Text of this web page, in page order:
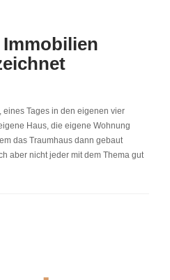
Tages in den eigenen vier
Haus, die eigene Wohnung
das Traumhaus dann gebaut
aber nicht jeder mit dem Thema gut